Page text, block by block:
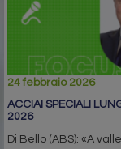
24 febbraio 2026
ACCIAI SPECIALI
2026
Di Bello (ABS): «A